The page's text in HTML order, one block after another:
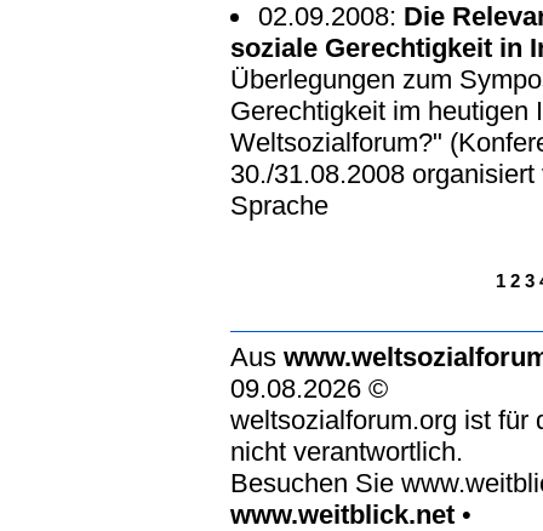
02.09.2008: Die
soziale Gerechtigkeit in
Überlegungen zum
Gerechtigkeit im heutigen
Weltsozialforum?"
30./31.08.2008
Sprache
1 2 3
Aus
09.08.2026 ©
weltsozialforum.org ist für
nicht verantwortlich.
Besuchen Sie
www.weitblick.net •